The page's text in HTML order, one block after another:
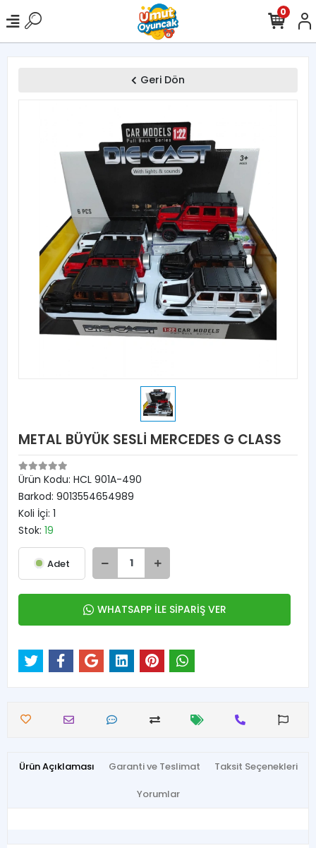
0
Geri Dön
METAL BÜYÜK SESLİ MERCEDES G CLASS
Ürün Kodu: HCL 901A-490
Barkod: 9013554654989
Koli İçi: 1
Stok: 19
Adet
WHATSAPP İLE SİPARİŞ VER
Ürün Açıklaması Garanti ve Teslimat Taksit Seçenekleri
Yorumlar